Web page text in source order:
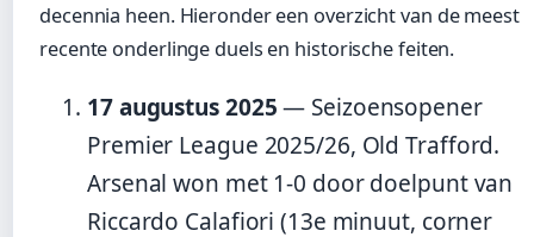
decennia heen. Hieronder een overzicht van de meest
recente onderlinge duels en historische feiten.
17 augustus 2025— Seizoensopener
Premier League 2025/26, Old Trafford.
Arsenal won met 1-0 door doelpunt van
Riccardo Calafiori (13e minuut, corner